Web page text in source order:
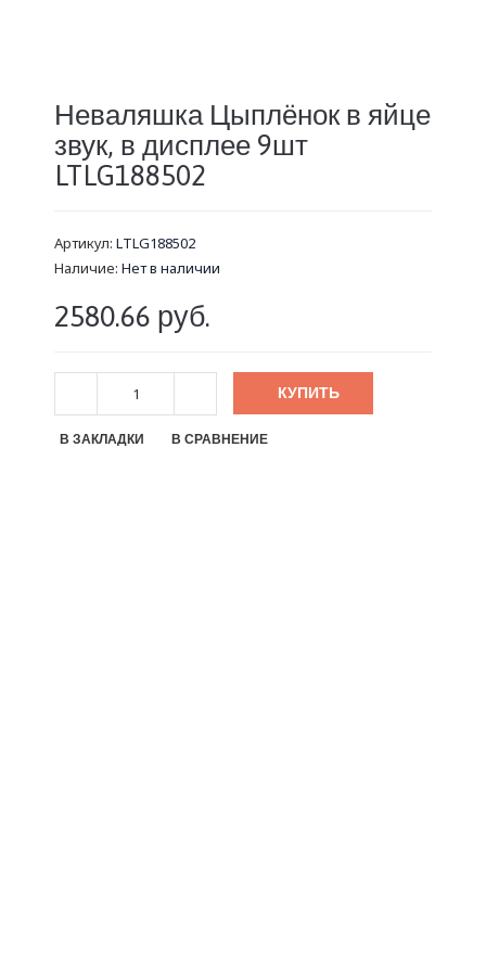
Неваляшка Цыплёнок в яйце
звук, в дисплее 9шт
LTLG188502
Артикул: LTLG188502
Наличие: Нет в наличии
2580.66 руб.
КУПИТЬ
В ЗАКЛАДКИ В СРАВНЕНИЕ